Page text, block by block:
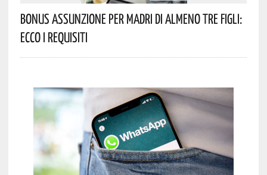
Bonus Assunzione Per Madri Di Almeno Tre Figli:
Ecco I Requisiti